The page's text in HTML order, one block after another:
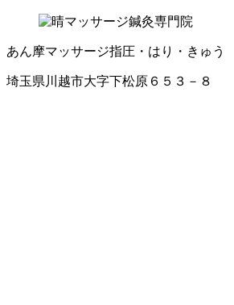
あん摩マッサージ指圧・はり・きゅう
埼玉県川越市大字下松原６５３－８